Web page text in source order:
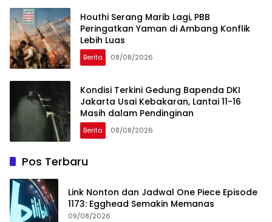
Houthi Serang Marib Lagi, PBB
Peringatkan Yaman di Ambang Konflik
Lebih Luas
Berita 08/08/2026
Kondisi Terkini Gedung Bapenda DKI
Jakarta Usai Kebakaran, Lantai 11-16
Masih dalam Pendinginan
Berita 08/08/2026
Pos Terbaru
Link Nonton dan Jadwal One Piece Episode
1173: Egghead Semakin Memanas
09/08/2026